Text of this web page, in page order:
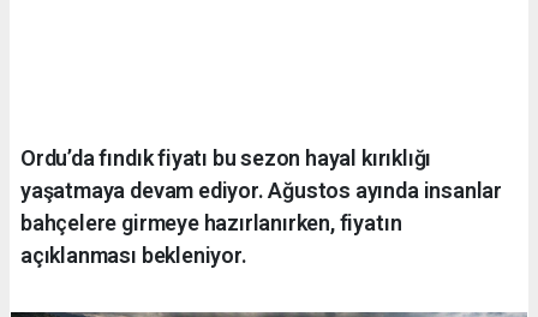
Ordu’da fındık fiyatı bu sezon hayal kırıklığı
yaşatmaya devam ediyor. Ağustos ayında insanlar
bahçelere girmeye hazırlanırken, fiyatın
açıklanması bekleniyor.